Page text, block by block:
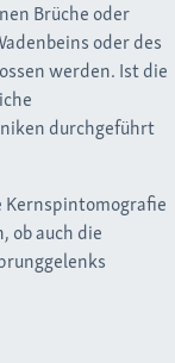
Brüche oder
oder des
werden. Ist die
durchgeführt
Kernspintomografie
ob auch die